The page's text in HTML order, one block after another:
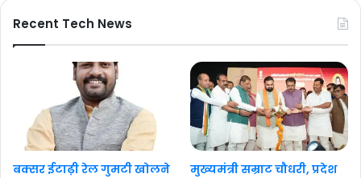
Recent Tech News
बक्सर ईटाढ़ी रेल गुमटी खोलने
मुख्यमंत्री सम्राट चौधरी, प्रदेश